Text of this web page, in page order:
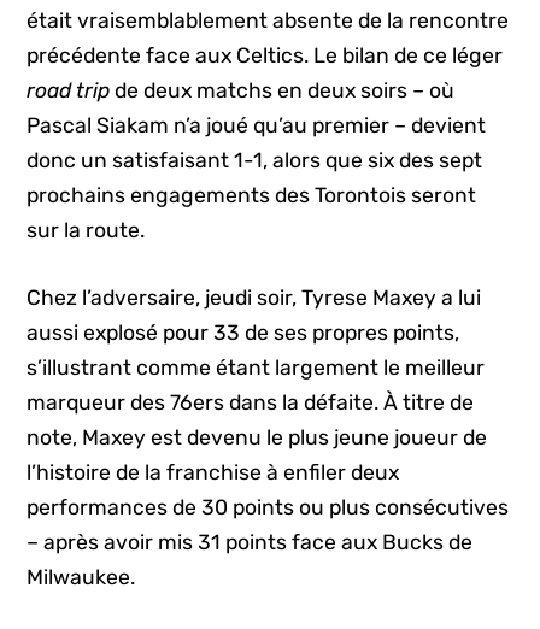
était vraisemblablement absente de la rencontre
précédente face aux Celtics. Le bilan de ce léger
road trip de deux matchs en deux soirs – où
Pascal Siakam n’a joué qu’au premier – devient
donc un satisfaisant 1-1, alors que six des sept
prochains engagements des Torontois seront
sur la route.
Chez l’adversaire, jeudi soir, Tyrese Maxey a lui
aussi explosé pour 33 de ses propres points,
s’illustrant comme étant largement le meilleur
marqueur des 76ers dans la défaite. À titre de
note, Maxey est devenu le plus jeune joueur de
l’histoire de la franchise à enfiler deux
performances de 30 points ou plus consécutives
– après avoir mis 31 points face aux Bucks de
Milwaukee.